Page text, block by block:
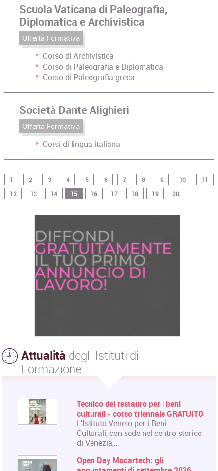
Scuola Vaticana di Paleografia,
Diplomatica e Archivistica
Offerta Formativa
Corso di Archivistica
Corso di Paleografia e Diplomatica
Corso di Paleografia greca
Società Dante Alighieri
Offerta Formativa
Corsi di lingua italiana
1 2 3 4 5 6 7 8 9 10
11
12
13 14 15 16 17 18 19 20
Attualità degli Istituti di
Formazione
Tecnico del restauro per i beni
culturali - corso triennale GRATUITO
L'Istituto Veneto per i Beni
Culturali, con sede nel centro storico
di Venezia,…
Open Day Modartech: gli